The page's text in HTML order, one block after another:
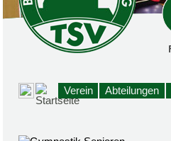
Verein Abteilungen